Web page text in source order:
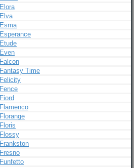
Elora
Elva
Esma
Esperance
Etude
Even
Falcon
Fantasy Time
Felicity
Fence
Fiord
Flamenco
Florange
Floris
Flossy
Frankston
Fresno
Funfetto